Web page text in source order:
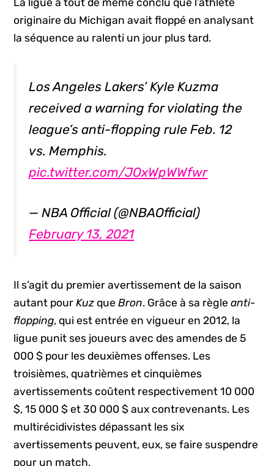
La ligue a tout de même conclu que l’athlète
originaire du Michigan avait floppé en analysant
la séquence au ralenti un jour plus tard.
Los Angeles Lakers’ Kyle Kuzma
received a warning for violating the
league’s anti-flopping rule Feb. 12
vs. Memphis.
pic.twitter.com/JOxWpWWfwr
— NBA Official (@NBAOfficial)
February 13, 2021
Il s’agit du premier avertissement de la saison
autant pourKuzqueBron. Grâce à sa règleanti-
flopping, qui est entrée en vigueur en 2012, la
ligue punit ses joueurs avec des amendes de 5
000 $ pour les deuxièmes offenses. Les
troisièmes, quatrièmes et cinquièmes
avertissements coûtent respectivement 10 000
$, 15 000 $ et 30 000 $ aux contrevenants. Les
multirécidivistes dépassant les six
avertissements peuvent, eux, se faire suspendre
pour un match.